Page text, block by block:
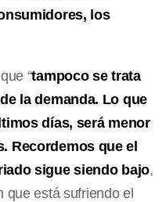
los
“tampoco se trata
la demanda. Lo que
días, será menor
Recordemos que el
sigue siendo bajo,
que está sufriendo el